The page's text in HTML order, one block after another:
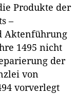
Produkte der
–
Aktenführung
1495 nicht
der
von
vorverlegt